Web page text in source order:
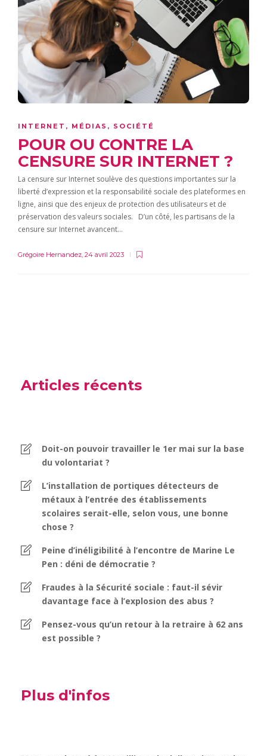
INTERNET , MÉDIAS , SOCIÉTÉ
POUR OU CONTRE LA
CENSURE SUR INTERNET ?
La censure sur Internet soulève des questions importantes sur la
liberté d’expression et la responsabilité sociale des plateformes en
ligne, ainsi que des enjeux de protection des utilisateurs et de
préservation des valeurs sociales. D’un côté, les partisans de la
censure sur Internet avancent…
Grégoire Hernandez, 24 avril 2023
Articles récents
Doit-on pouvoir travailler le 1er mai sur la base
du volontariat ?
L’installation de portiques détecteurs de
métaux à l’entrée des établissements
scolaires serait-elle, selon vous, une bonne
chose ?
Peine d’inéligibilité à l’encontre de Marine Le
Pen : déni de démocratie ?
Fraudes à la Sécurité sociale : faut-il sévir
davantage face à l’explosion des abus ?
Pensez-vous qu’un retour à la retraire à 62 ans
est possible ?
Plus d'infos